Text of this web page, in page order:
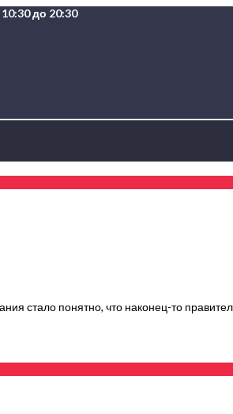
до 20:30
стало понятно, что наконец-то